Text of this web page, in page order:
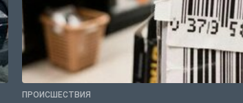
ПРОИСШЕСТВИЯ